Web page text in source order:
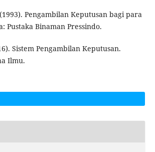
Pengambilan Keputusan bagi para
Pustaka Binaman Pressindo.
Sistem Pengambilan Keputusan.
Ilmu.